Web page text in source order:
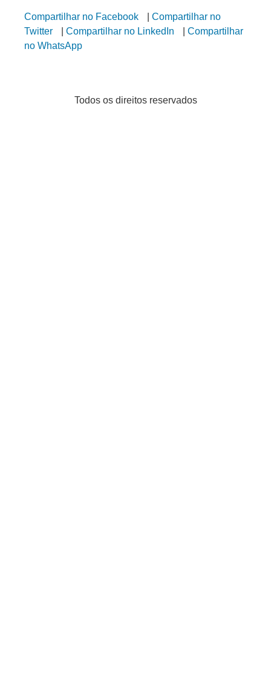
Compartilhar no Facebook
Compartilhar no
Twitter
Compartilhar no LinkedIn
Compartilhar
no WhatsApp
Todos os direitos reservados